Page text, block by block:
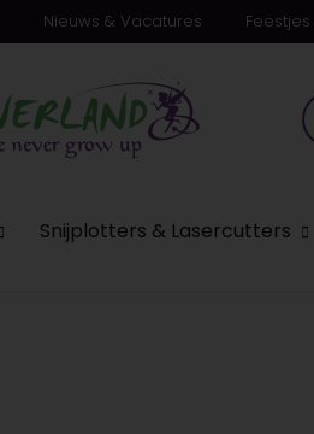
Nieuws & Vacatures Feestjes
Snijplotters & Lasercutters